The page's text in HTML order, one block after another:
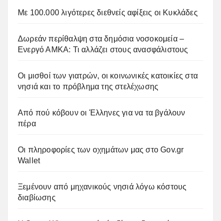
Με 100.000 λιγότερες διεθνείς αφίξεις οι Κυκλάδες
Δωρεάν περίθαλψη στα δημόσια νοσοκομεία –
Ενεργό ΑΜΚΑ: Τι αλλάζει στους ανασφάλιστους
Οι μισθοί των γιατρών, οι κοινωνικές κατοικίες στα
νησιά και το πρόβλημα της στελέχωσης
Από πού κόβουν οι Έλληνες για να τα βγάλουν
πέρα
Οι πληροφορίες των οχημάτων μας στο Gov.gr
Wallet
Ξεμένουν από μηχανικούς νησιά λόγω κόστους
διαβίωσης